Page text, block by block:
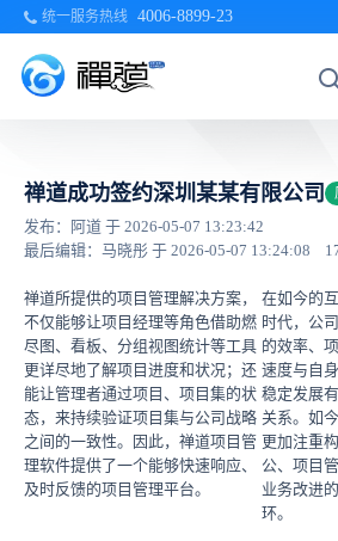
统一服务热线 4006-8899-23
禅道成功签约深圳某某有限公司
发布：阿道 于 2026-05-07 13:23:42
最后编辑：马晓彤 于 2026-05-07 13:24:08
在如今的
时代，公
的效率、
速度与自
稳定发展
关系。如
更加注重
公、项目
业务改进
环。
禅道所提供的项目管理解决方案，
不仅能够让项目经理等角色借助燃
尽图、看板、分组视图统计等工具
更详尽地了解项目进度和状况；还
能让管理者通过项目、项目集的状
态，来持续验证项目集与公司战略
之间的一致性。因此，禅道项目管
理软件提供了一个能够快速响应、
及时反馈的项目管理平台。